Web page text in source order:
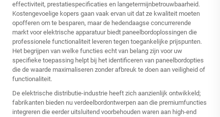
effectiviteit, prestatiespecificaties en langetermijnbetrouwbaarheid.
Kostengevoelige kopers gaan vaak ervan uit dat ze kwaliteit moeten
opofferen om te besparen, maar de hedendaagse concurrerende
markt voor elektrische apparatuur biedt paneelbordoplossingen die
professionele functionaliteit leveren tegen toegankelijke prijspunten.
Het begrijpen van welke functies echt van belang zijn voor uw
specifieke toepassing helpt bij het identificeren van paneelbordopties
die de waarde maximaliseren zonder afbreuk te doen aan veiligheid of
functionaliteit.
De elektrische distributie-industrie heeft zich aanzienlijk ontwikkeld;
fabrikanten bieden nu verdeelbordontwerpen aan die premiumfuncties
integreren die eerder uitsluitend voorbehouden waren aan high-end